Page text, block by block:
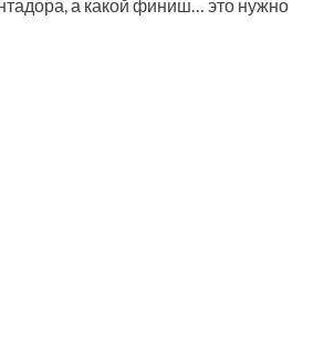
а какой финиш… это нужно